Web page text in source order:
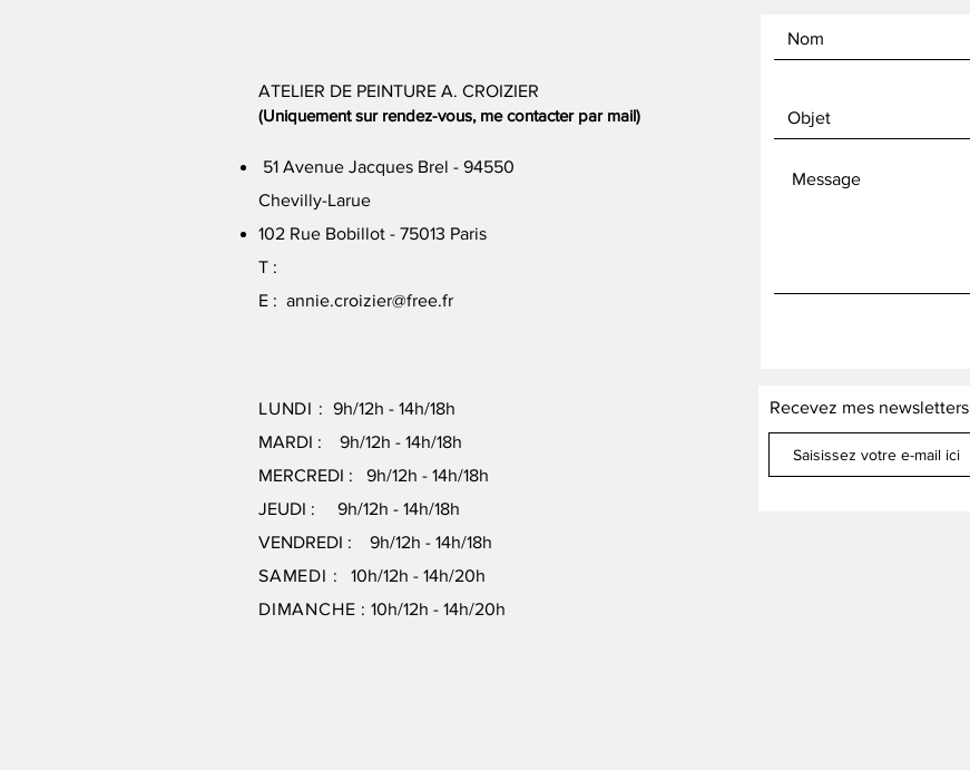
ATELIER DE PEINTURE A. CROIZIER
(Uniquement sur rendez-vous, me contacter par mail)
51 Avenue Jacques Brel - 94550
Chevilly-Larue
102 Rue Bobillot - 75013 Paris
T :
E : annie.croizier@free.fr
LUNDI : 9h/12h - 14h/18h
MARDI : 9h/12h - 14h/18h
MERCREDI : 9h/12h - 14h/18h
JEUDI : 9h/12h - 14h/18h
VENDREDI : 9h/12h - 14h/18h
SAMEDI : 10h/12h - 14h/20h
DIMANCHE : 10h/12h - 14h/20h
Recevez mes newsletters